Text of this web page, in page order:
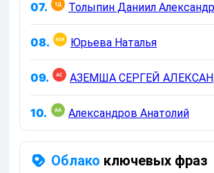
07. Толыпин Даниил
08. Юрьева Наталья
09. АЗЕМША СЕРГЕЙ
10. Александров Анатолий
Облако ключевых фраз